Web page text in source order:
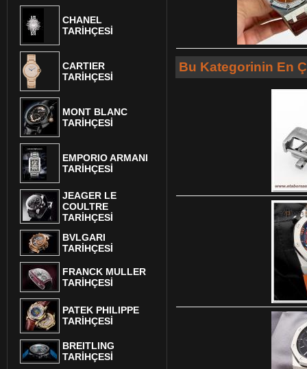
CHANEL
TARİHÇESİ
CARTIER
TARİHÇESİ
MONT BLANC
TARİHÇESİ
EMPORIO ARMANI
TARİHÇESİ
JEAGER LE
COULTRE
TARİHÇESİ
BVLGARI
TARİHÇESİ
FRANCK MULLER
TARİHÇESİ
PATEK PHILIPPE
TARİHÇESİ
BREITLING
TARİHÇESİ
Bu Kategorinin En